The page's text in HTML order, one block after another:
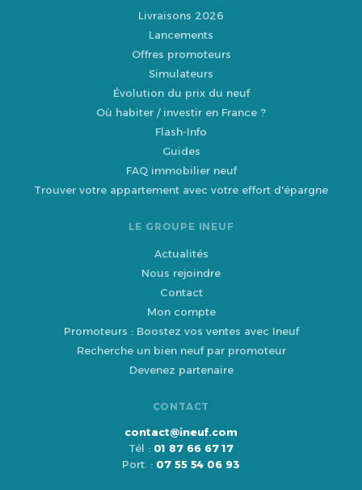
Livraisons 2026
Lancements
Offres promoteurs
Simulateurs
Évolution du prix du neuf
Où habiter / investir en France ?
Flash-Info
Guides
FAQ immobilier neuf
Trouver votre appartement avec votre effort d'épargne
LE GROUPE INEUF
Actualités
Nous rejoindre
Contact
Mon compte
Promoteurs : Boostez vos ventes avec Ineuf
Recherche un bien neuf par promoteur
Devenez partenaire
CONTACT
contact@ineuf.com
Tél : 01 87 66 67 17
Port. : 07 55 54 06 93